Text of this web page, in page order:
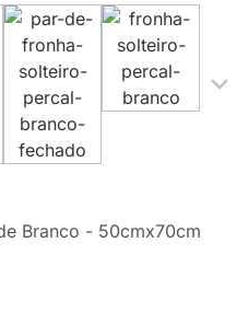
Branco - 50cmx70cm